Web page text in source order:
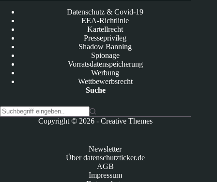
Datenschutz & Covid-19
EEA-Richtlinie
Kartellrecht
Presseprivileg
Shadow Banning
Spionage
Vorratsdatenspeicherung
Werbung
Wettbewerbsrecht
Suche
Copyright © 2026 -Creative Themes
Newsletter
Über datenschutzticker.de
AGB
Impressum